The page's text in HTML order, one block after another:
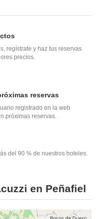
regístrate y haz tus reservas
precios.
reservas
registrado en la web
próximas reservas.
del 90 % de nuestros hoteles.
en Peñafiel